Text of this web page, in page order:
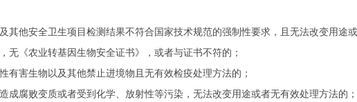
其他安全卫生项目检测结果不符合国家技术规范的强制性要求，且无法改变用途
无《农业转基因生物安全证书》，或者与证书不符的；
有害生物以及其他禁止进境物且无有效检疫处理方法的；
成腐败变质或者受到化学、放射性等污染，无法改变用途或者无有效处理方法的；